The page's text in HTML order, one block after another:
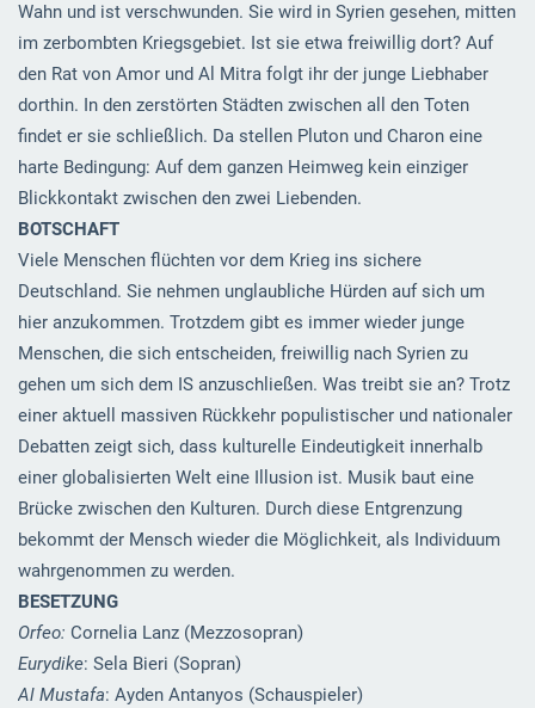
Wahn und ist verschwunden. Sie wird in Syrien gesehen, mitten
im zerbombten Kriegsgebiet. Ist sie etwa freiwillig dort? Auf
den Rat von Amor und Al Mitra folgt ihr der junge Liebhaber
dorthin. In den zerstörten Städten zwischen all den Toten
findet er sie schließlich. Da stellen Pluton und Charon eine
harte Bedingung: Auf dem ganzen Heimweg kein einziger
Blickkontakt zwischen den zwei Liebenden.
BOTSCHAFT
Viele Menschen flüchten vor dem Krieg ins sichere
Deutschland. Sie nehmen unglaubliche Hürden auf sich um
hier anzukommen. Trotzdem gibt es immer wieder junge
Menschen, die sich entscheiden, freiwillig nach Syrien zu
gehen um sich dem IS anzuschließen. Was treibt sie an? Trotz
einer aktuell massiven Rückkehr populistischer und nationaler
Debatten zeigt sich, dass kulturelle Eindeutigkeit innerhalb
einer globalisierten Welt eine Illusion ist. Musik baut eine
Brücke zwischen den Kulturen. Durch diese Entgrenzung
bekommt der Mensch wieder die Möglichkeit, als Individuum
wahrgenommen zu werden.
BESETZUNG
Orfeo: Cornelia Lanz (Mezzosopran)
Eurydike: Sela Bieri (Sopran)
Al Mustafa: Ayden Antanyos (Schauspieler)